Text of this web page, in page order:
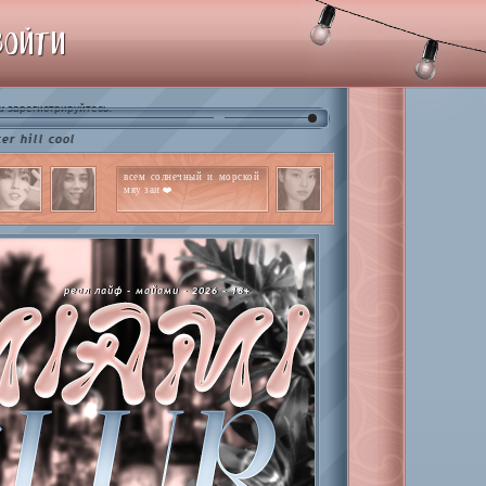
реал лайф - майами - 2026 - 18+
всем солнечный и морской
мяу заи ❤️
зарегистрируйтесь.